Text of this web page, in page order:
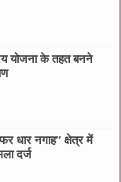
योजना के तहत बनने
धार नगाह” क्षेत्र में
दर्ज